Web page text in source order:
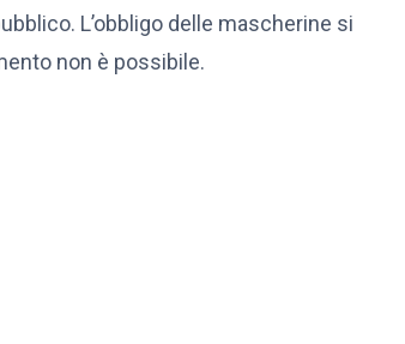
L’obbligo delle mascherine si
non è possibile.